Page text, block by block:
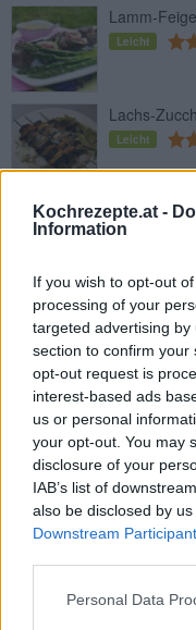
Kochrezepte.at -
Information
If you wish to opt-out
processing of your
targeted advertising
section to confirm your
opt-out request is
interest-based ads
us or personal
your opt-out. You may
disclosure of your
IAB’s list of
also be disclosed by
Downstream
Personal Data
Lamm-
Leicht
Lachs-
Leicht
Leicht
Putenspieß
Leicht
Leicht
Gegrillte
Leicht
Halloumi-